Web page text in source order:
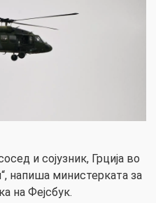
и сојузник, Грција во
напиша министерката за
на Фејсбук.